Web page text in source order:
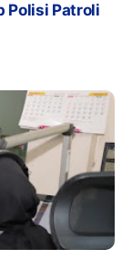
Polisi Patroli